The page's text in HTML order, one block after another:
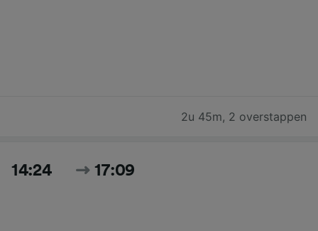
2u 45m, 2 overstappen
14:24 17:09